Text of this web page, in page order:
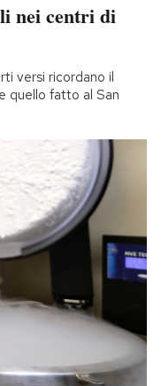
nei centri di
versi ricordano il
quello fatto al San